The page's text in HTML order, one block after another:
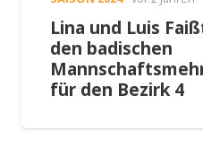
Lina und Luis
den badischen
für den Bezirk 4